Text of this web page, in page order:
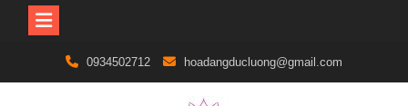
content
0934502712 hoadangducluong@gmail.com